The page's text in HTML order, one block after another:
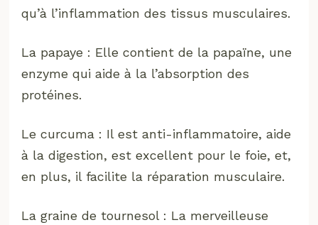
qu’à l’inflammation des tissus musculaires.
La papaye : Elle contient de la papaïne, une
enzyme qui aide à la l’absorption des
protéines.
Le curcuma : Il est anti-inflammatoire, aide
à la digestion, est excellent pour le foie, et,
en plus, il facilite la réparation musculaire.
La graine de tournesol : La merveilleuse